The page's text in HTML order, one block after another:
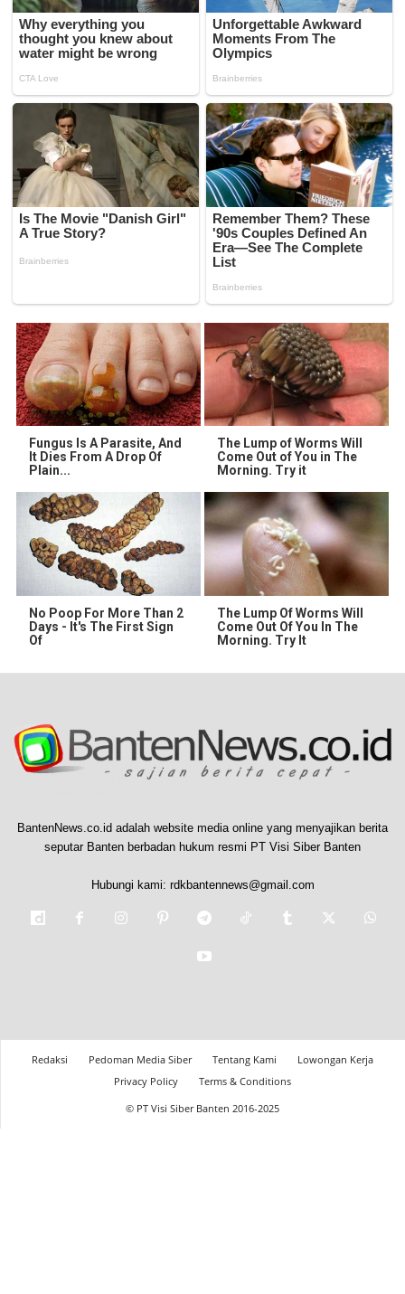
Fungus Is A Parasite, And
It Dies From A Drop Of
Plain...
The Lump of Worms Will
Come Out of You in The
Morning. Try it
No Poop For More Than 2
Days - It's The First Sign
Of
The Lump Of Worms Will
Come Out Of You In The
Morning. Try It
BantenNews.co.id adalah website media online yang menyajikan berita
seputar Banten berbadan hukum resmi PT Visi Siber Banten
Hubungi kami: rdkbantennews@gmail.com
Redaksi Pedoman Media Siber Tentang Kami
Lowongan Kerja
Privacy Policy
Terms & Conditions
© PT Visi Siber Banten 2016-2025